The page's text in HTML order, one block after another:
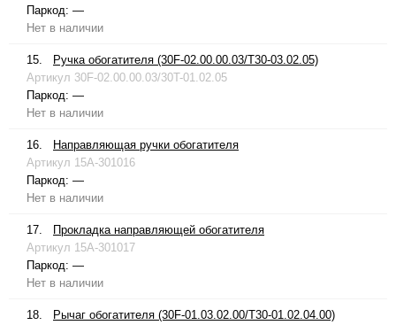
Паркод: —
Нет в наличии
15.
Ручка обогатителя (30F-02.00.00.03/T30-03.02.05)
Артикул 30F-02.00.00.03/30T-01.02.05
Паркод: —
Нет в наличии
16.
Направляющая ручки обогатителя
Артикул 15A-301016
Паркод: —
Нет в наличии
17.
Прокладка направляющей обогатителя
Артикул 15A-301017
Паркод: —
Нет в наличии
18.
Рычаг обогатителя (30F-01.03.02.00/T30-01.02.04.00)